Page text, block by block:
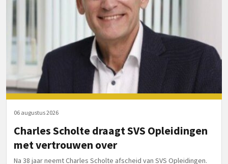
06 augustus 2026
Charles Scholte draagt SVS Opleidingen
met vertrouwen over
Na 38 jaar neemt Charles Scholte afscheid van SVS Opleidingen.